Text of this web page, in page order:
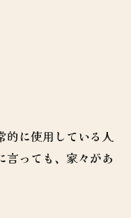
的に使用している人
言っても、家々があ